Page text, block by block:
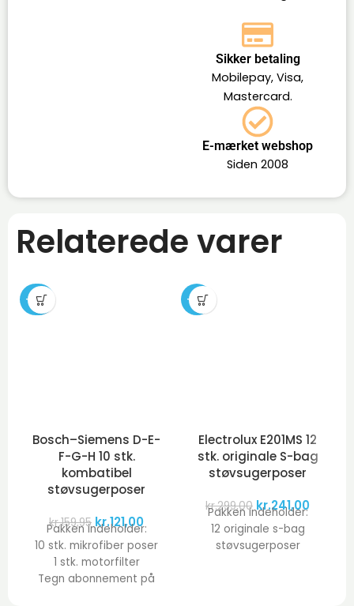
Sikker betaling
Mobilepay, Visa,
Mastercard.
E-mærket webshop
Siden 2008
Relaterede varer
-24%
Bosch–Siemens D-E-
F-G-H 10 stk.
kombatibel
støvsugerposer
kr.159,95 kr.121,00
Pakken indeholder:
10 stk. mikrofiber poser
1 stk. motorfilter
Tegn abonnement på
-19%
Electrolux E201MS 12
stk. originale S-bag
støvsugerposer
kr.299,00 kr.241,00
Pakken indeholder:
12 originale s-bag
støvsugerposer